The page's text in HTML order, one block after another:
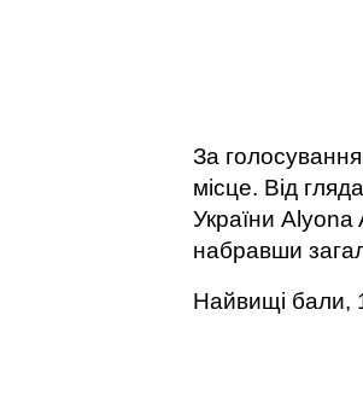
За
місце. Від
України Alyona
набравши
Найвищі бали,